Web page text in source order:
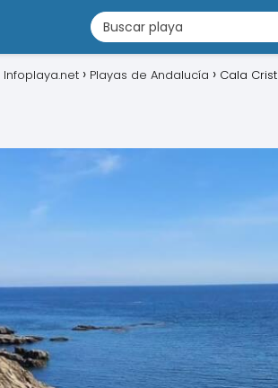
Playas de Andalucía Cala